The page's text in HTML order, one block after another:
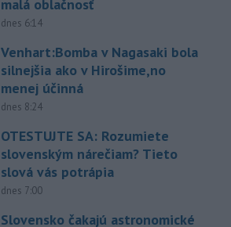
malá oblačnosť
dnes 6:14
Venhart:Bomba v Nagasaki bola
silnejšia ako v Hirošime,no
menej účinná
dnes 8:24
OTESTUJTE SA: Rozumiete
slovenským nárečiam? Tieto
slová vás potrápia
dnes 7:00
Slovensko čakajú astronomické